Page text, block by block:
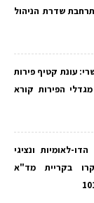
שדרת הניהול
עונת קטיף פירות
הפירות קורא
לאומיות ונציגי
בקריית מד"א